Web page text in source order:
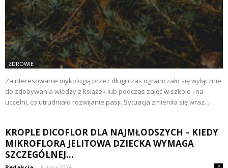
ZDROWIE
Zainteresowanie mykologią przez długi czas ograniczało się wyłącznie
do zdobywania wiedzy z książek lub podczas zajęć w szkole i na
uczelni, co utrudniało rozwijanie pasji. Sytuacja zmieniła się wraz...
KROPLE DICOFLOR DLA NAJMŁODSZYCH – KIEDY
MIKROFLORA JELITOWA DZIECKA WYMAGA
SZCZEGÓLNEJ...